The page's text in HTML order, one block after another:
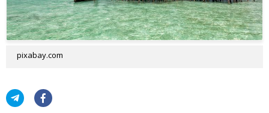
pixabay.com